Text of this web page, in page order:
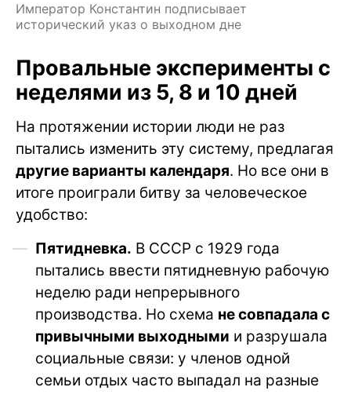
Император Константин подписывает
исторический указ о выходном дне
Провальные эксперименты с
неделями из 5, 8 и 10 дней
На протяжении истории люди не раз
пытались изменить эту систему, предлагая
другие варианты календаря. Но все они в
итоге проиграли битву за человеческое
удобство:
Пятидневка. В СССР с 1929 года
пытались ввести пятидневную рабочую
неделю ради непрерывного
производства. Но схема не совпадала с
привычными выходными и разрушала
социальные связи: у членов одной
семьи отдых часто выпадал на разные